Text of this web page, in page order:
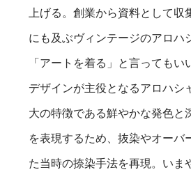
上げる。創業から資料として収
にも及ぶヴィンテージのアロハ
「アートを着る」と言ってもい
デザインが主役となるアロハシ
大の特徴である鮮やかな発色と
を表現するため、抜染やオーバ
た当時の捺染手法を再現。いま